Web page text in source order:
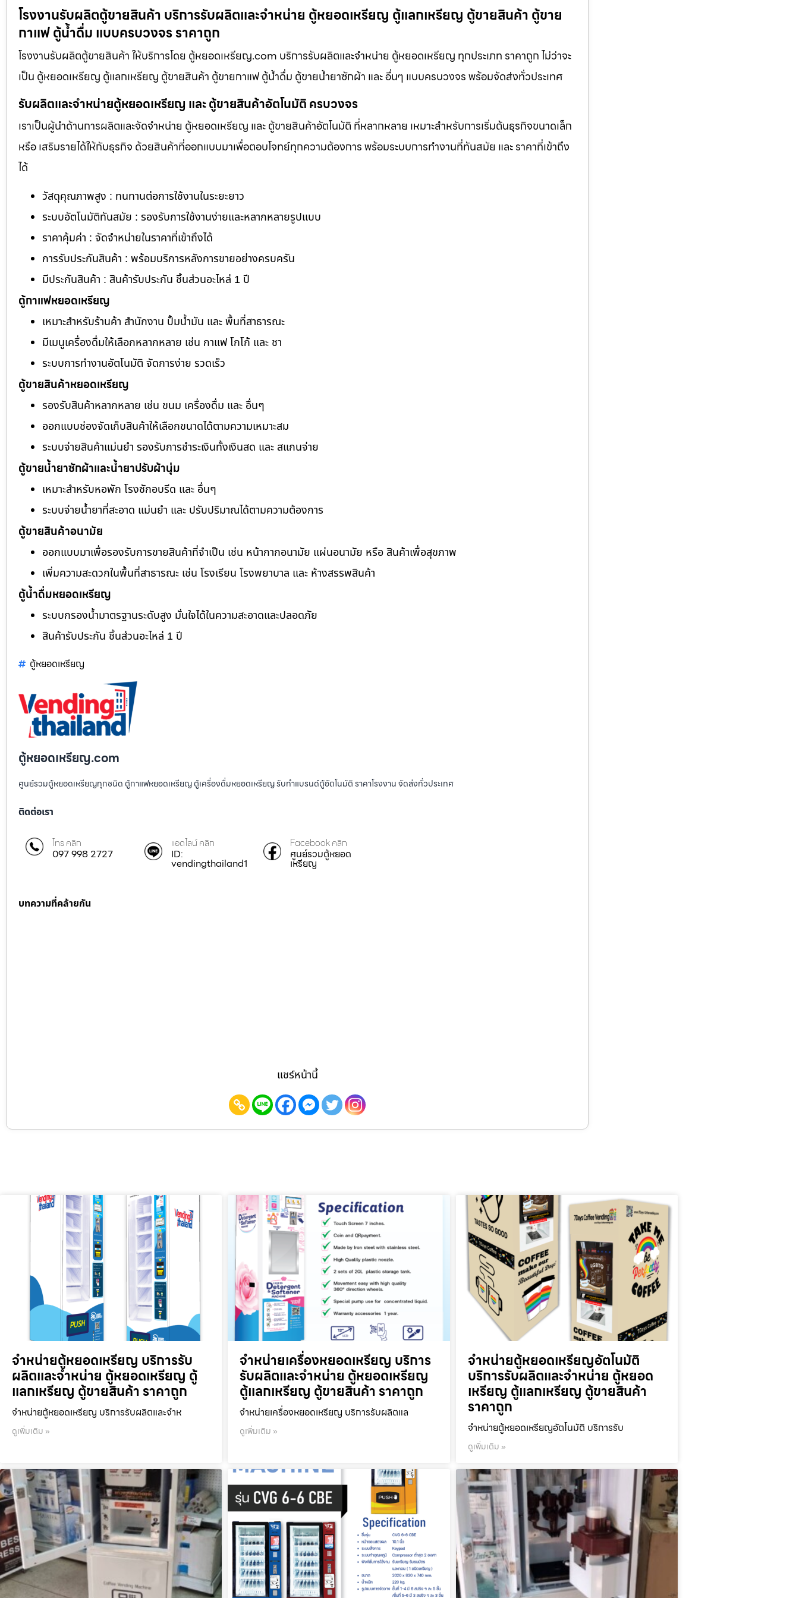
โรงงานรับผลิตตู้ขายสินค้า บริการรับผลิตและจำหน่าย ตู้หยอดเหรียญ ตู้แลกเหรียญ ตู้ขายสินค้า ตู้ขาย
กาแฟ ตู้น้ำดื่ม แบบครบวงจร ราคาถูก
โรงงานรับผลิตตู้ขายสินค้า ให้บริการโดย ตู้หยอดเหรียญ.com บริการรับผลิตและจำหน่าย ตู้หยอดเหรียญ ทุกประเภท ราคาถูก ไม่ว่าจะ
เป็น ตู้หยอดเหรียญ ตู้แลกเหรียญ ตู้ขายสินค้า ตู้ขายกาแฟ ตู้น้ำดื่ม ตู้ขายน้ำยาซักผ้า และ อื่นๆ แบบครบวงจร พร้อมจัดส่งทั่วประเทศ
รับผลิตและจำหน่ายตู้หยอดเหรียญ และ ตู้ขายสินค้าอัตโนมัติ ครบวงจร
เราเป็นผู้นำด้านการผลิตและจัดจำหน่าย ตู้หยอดเหรียญ และ ตู้ขายสินค้าอัตโนมัติ ที่หลากหลาย เหมาะสำหรับการเริ่มต้นธุรกิจขนาดเล็ก
หรือ เสริมรายได้ให้กับธุรกิจ ด้วยสินค้าที่ออกแบบมาเพื่อตอบโจทย์ทุกความต้องการ พร้อมระบบการทำงานที่ทันสมัย และ ราคาที่เข้าถึง
ได้
วัสดุคุณภาพสูง : ทนทานต่อการใช้งานในระยะยาว
ระบบอัตโนมัติทันสมัย : รองรับการใช้งานง่ายและหลากหลายรูปแบบ
ราคาคุ้มค่า : จัดจำหน่ายในราคาที่เข้าถึงได้
การรับประกันสินค้า : พร้อมบริการหลังการขายอย่างครบครัน
มีประกันสินค้า : สินค้ารับประกัน ชิ้นส่วนอะไหล่ 1 ปี
ตู้กาแฟหยอดเหรียญ
เหมาะสำหรับร้านค้า สำนักงาน ปั้มน้ำมัน และ พื้นที่สาธารณะ
มีเมนูเครื่องดื่มให้เลือกหลากหลาย เช่น กาแฟ โกโก้ และ ชา
ระบบการทำงานอัตโนมัติ จัดการง่าย รวดเร็ว
ตู้ขายสินค้าหยอดเหรียญ
รองรับสินค้าหลากหลาย เช่น ขนม เครื่องดื่ม และ อื่นๆ
ออกแบบช่องจัดเก็บสินค้าให้เลือกขนาดได้ตามความเหมาะสม
ระบบจ่ายสินค้าแม่นยำ รองรับการชำระเงินทั้งเงินสด และ สแกนจ่าย
ตู้ขายน้ำยาซักผ้าและน้ำยาปรับผ้านุ่ม
เหมาะสำหรับหอพัก โรงซักอบรีด และ อื่นๆ
ระบบจ่ายน้ำยาที่สะอาด แม่นยำ และ ปรับปริมาณได้ตามความต้องการ
ตู้ขายสินค้าอนามัย
ออกแบบมาเพื่อรองรับการขายสินค้าที่จำเป็น เช่น หน้ากากอนามัย แผ่นอนามัย หรือ สินค้าเพื่อสุขภาพ
เพิ่มความสะดวกในพื้นที่สาธารณะ เช่น โรงเรียน โรงพยาบาล และ ห้างสรรพสินค้า
ตู้น้ำดื่มหยอดเหรียญ
ระบบกรองน้ำมาตรฐานระดับสูง มั่นใจได้ในความสะอาดและปลอดภัย
สินค้ารับประกัน ชิ้นส่วนอะไหล่ 1 ปี
ตู้หยอดเหรียญ
ตู้หยอดเหรียญ.com
ศูนย์รวมตู้หยอดเหรียญทุกชนิด ตู้กาแฟหยอดเหรียญ ตู้เครื่องดื่มหยอดเหรียญ รับทำแบรนด์ตู้อัตโนมัติ ราคาโรงงาน จัดส่งทั่วประเทศ
ติดต่อเรา
โทร คลิก
097 998 2727
แอดไลน์ คลิก
ID:
vendingthailand1
Facebook คลิก
ศูนย์รวมตู้หยอด
เหรียญ
บทความที่คล้ายกัน
แชร์หน้านี้
จำหน่ายตู้หยอดเหรียญ บริการรับ
ผลิตและจำหน่าย ตู้หยอดเหรียญ ตู้
แลกเหรียญ ตู้ขายสินค้า ราคาถูก
จำหน่ายตู้หยอดเหรียญ บริการรับผลิตและจำห
ดูเพิ่มเติม »
จำหน่ายเครื่องหยอดเหรียญ บริการ
รับผลิตและจำหน่าย ตู้หยอดเหรียญ
ตู้แลกเหรียญ ตู้ขายสินค้า ราคาถูก
จำหน่ายเครื่องหยอดเหรียญ บริการรับผลิตแล
ดูเพิ่มเติม »
จำหน่ายตู้หยอดเหรียญ​อัตโนมัติ
บริการรับผลิตและจำหน่าย ตู้หยอด
เหรียญ ตู้แลกเหรียญ ตู้ขายสินค้า
ราคาถูก
จำหน่ายตู้หยอดเหรียญ​อัตโนมัติ บริการรับ
ดูเพิ่มเติม »